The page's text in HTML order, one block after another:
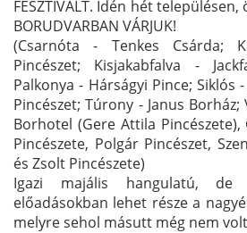
FESZTIVÁLT. Idén hét településen,
BORUDVARBAN VÁRJUK!
(Csarnóta - Tenkes Csárda;
Pincészet; Kisjakabfalva -
Palkonya - Hárságyi Pince; Siklós
Pincészet; Túrony - Janus
Borhotel (Gere Attila
Pincészete, Polgár Pincészet,
és Zsolt Pincészete)
Igazi majális hangulatú, de
előadásokban lehet része a
melyre sehol másutt még nem